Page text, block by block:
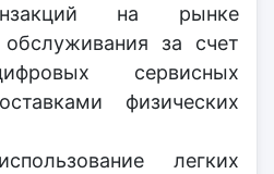
на рынке
за счет
сервисных
физических
легких